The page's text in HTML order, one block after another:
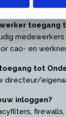
uw bezoek
toegang
cao- en
tot
directeur/
inloggen?